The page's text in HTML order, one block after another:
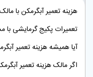
هزینه تعمیر آبگرمکن با
تعمیرات پکیج گرمایشی با
آیا همیشه هزینه تعمیر
اگر مالک هزینه تعمیر